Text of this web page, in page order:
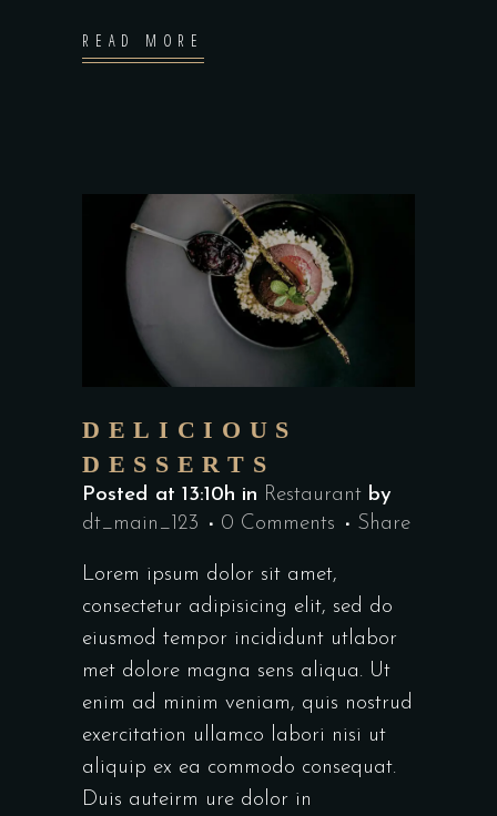
READ MORE
DELICIOUS
DESSERTS
Posted at 13:10h in Restaurant by
dt_main_123
0 Comments Share
Lorem ipsum dolor sit amet,
consectetur adipisicing elit, sed do
eiusmod tempor incididunt utlabor
met dolore magna sens aliqua. Ut
enim ad minim veniam, quis nostrud
exercitation ullamco labori nisi ut
aliquip ex ea commodo consequat.
Duis auteirm ure dolor in